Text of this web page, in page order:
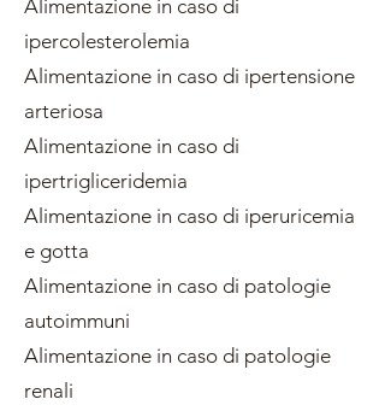
Alimentazione in caso di
ipercolesterolemia
Alimentazione in caso di ipertensione
arteriosa
Alimentazione in caso di
ipertrigliceridemia
Alimentazione in caso di iperuricemia
e gotta
Alimentazione in caso di patologie
autoimmuni
Alimentazione in caso di patologie
renali